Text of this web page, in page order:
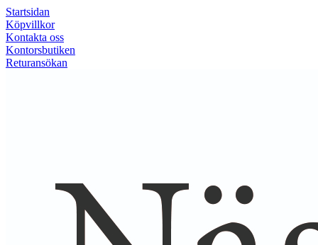
Startsidan
Köpvillkor
Kontakta oss
Kontorsbutiken
Returansökan